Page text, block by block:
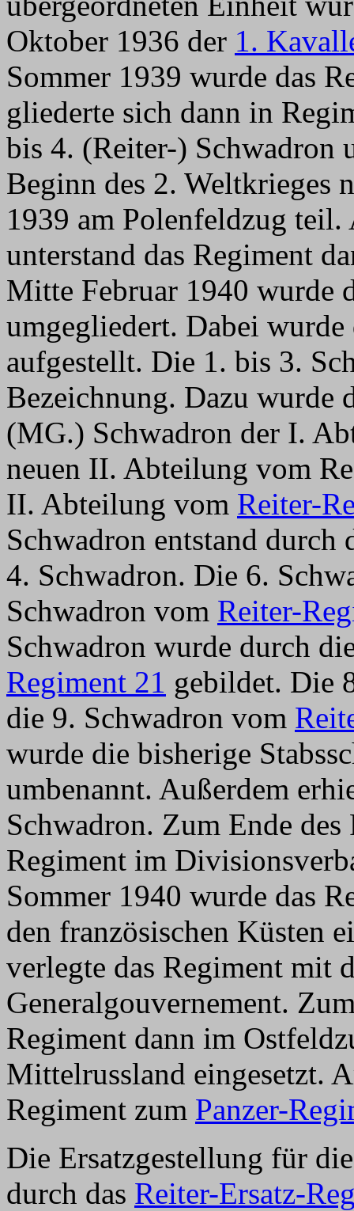
Oktober 1936 der 1.
Sommer 1939 wurde das
gliederte sich dann in
bis 4. (Reiter-) Schwadron
Beginn des 2. Weltkrieges
1939 am Polenfeldzug
unterstand das Regiment
Mitte Februar 1940 wurde
umgegliedert. Dabei
aufgestellt. Die 1. bis 3.
Bezeichnung. Dazu wurde
(MG.) Schwadron der I.
neuen II. Abteilung vom
II. Abteilung vom Reiter-
Schwadron entstand durch
4. Schwadron. Die 6.
Schwadron vom Reiter-
Schwadron wurde durch
Regiment 21 gebildet. Die
die 9. Schwadron vom
wurde die bisherige
umbenannt. Außerdem
Schwadron. Zum Ende
Regiment im
Sommer 1940 wurde das
den französischen Küsten
verlegte das Regiment mit
Generalgouvernement.
Regiment dann im
Mittelrussland eingesetzt.
Regiment zum Panzer-
Die Ersatzgestellung für
durch das Reiter-Ersatz-